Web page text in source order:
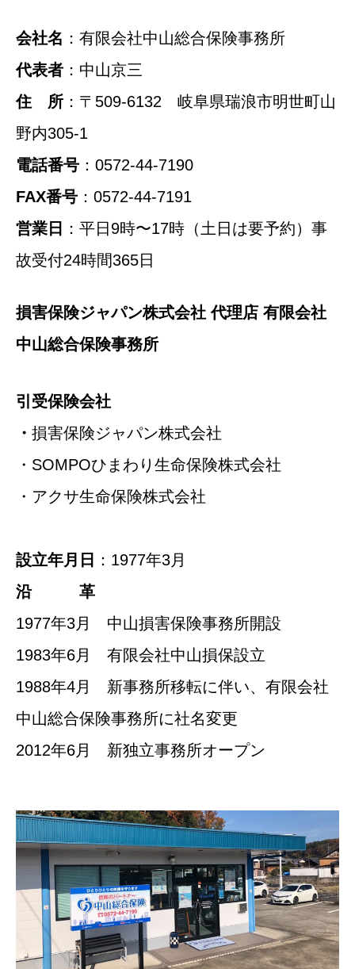
会社名 ：有限会社中山総合保険事務所
代表者 ：中山京三
住 所 ：〒509-6132 岐阜県瑞浪市明世町山
野内305-1
電話番号 ：0572-44-7190
FAX番号 ：0572-44-7191
営業日 ：平日9時〜17時（土日は要予約） 事
故受付24時間365日
損害保険ジャパン株式会社 代理店 有限会社
中山総合保険事務所
引受保険会社
・ 損害保険ジャパン株式会社
・SOMPOひまわり生命保険株式会社
・アクサ生命保険株式会社
設立年月日 ：1977年3月
沿 革
1977年3月 中山損害保険事務所開設
1983年6月 有限会社中山損保設立
1988年4月 新事務所移転に伴い、有限会社
中山総合保険事務所に社名変更
2012年6月 新独立事務所オープン